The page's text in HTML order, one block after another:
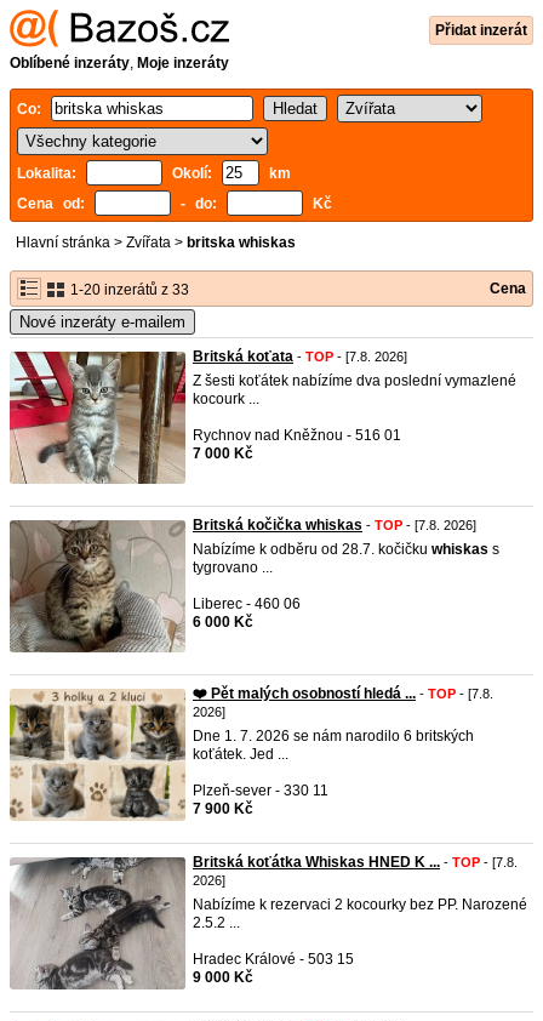
Přidat inzerát
Oblíbené inzeráty, Moje inzeráty
Co:
Lokalita: Okolí:
km
Cena od:
- do: Kč
Hlavní stránka > Zvířata > britska whiskas
1-20 inzerátů z 33 Cena
Nové inzeráty e-mailem
Britská koťata - TOP - [7.8. 2026]
Z šesti koťátek nabízíme dva poslední vymazlené
kocourk ...
Rychnov nad Kněžnou - 516 01
7 000 Kč
Britská kočička whiskas - TOP - [7.8. 2026]
Nabízíme k odběru od 28.7. kočičku whiskas s
tygrovano ...
Liberec - 460 06
6 000 Kč
❤️ Pět malých osobností hledá ... - TOP - [7.8.
2026]
Dne 1. 7. 2026 se nám narodilo 6 britských
koťátek. Jed ...
Plzeň-sever - 330 11
7 900 Kč
Britská koťátka Whiskas HNED K ... - TOP - [7.8.
2026]
Nabízíme k rezervaci 2 kocourky bez PP. Narozené
2.5.2 ...
Hradec Králové - 503 15
9 000 Kč